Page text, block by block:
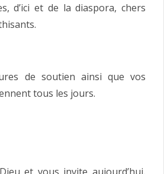
d’ici et de la diaspora, chers
de soutien ainsi que vos
tous les jours.